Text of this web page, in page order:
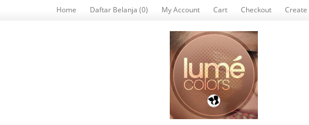
Home Daftar Belanja (0) My Account Cart Checkout